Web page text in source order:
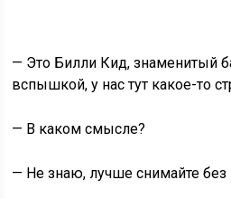
— Это Билли Кид, знаменитый
вспышкой, у нас тут какое-то
— В каком смысле?
— Не знаю, лучше снимайте